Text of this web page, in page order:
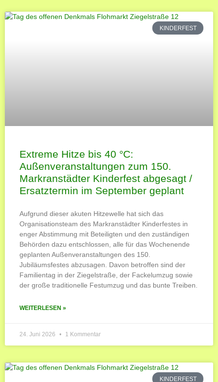
KINDERFEST
Extreme Hitze bis 40 °C:
Außenveranstaltungen zum 150.
Markranstädter Kinderfest abgesagt /
Ersatztermin im September geplant
Aufgrund dieser akuten Hitzewelle hat sich das
Organisationsteam des Markranstädter Kinderfestes in
enger Abstimmung mit Beteiligten und den zuständigen
Behörden dazu entschlossen, alle für das Wochenende
geplanten Außenveranstaltungen des 150.
Jubiläumsfestes abzusagen. Davon betroffen sind der
Familientag in der Ziegelstraße, der Fackelumzug sowie
der große traditionelle Festumzug und das bunte Treiben.
WEITERLESEN »
24. Juni 2026 1 Kommentar
KINDERFEST